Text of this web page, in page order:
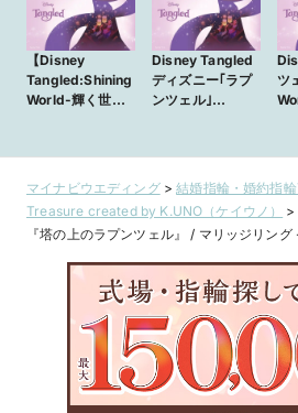
【Disney
Tangled:Shining
World-輝く世
観を表現した人気
の結婚指輪
Disney Tangled
ディズニー｢ラプ
ンツェル｣
界〜】 結婚指
輪 マリッジリン
グ 【JKプラ
ネット銀座･表参
道原宿・上野御徒
町・横浜・大宮・
名古屋・九州】
ツ
マイナビウエディング>結婚指輪・婚約指
Treasure created by K.UNO（ケイウノ）
>
『塔の上のラプンツェル』 / マリッジリン